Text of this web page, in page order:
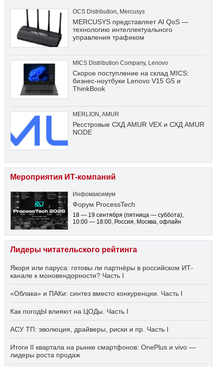
OCS Distribution, Mercusys
MERCUSYS представляет AI QoS —
технологию интеллектуального
управления трафиком
MICS Distribution Company, Lenovo
Скорое поступление на склад MICS:
бизнес-ноутбуки Lenovo V15 G5 и
ThinkBook
MERLION ,AMUR
Ресстровые СХД AMUR VEX и СХД AMUR
NODE
Мероприятия ИТ-компаний
Инфомаксимум
Форум ProcessTech
18 — 19 сентября (пятница — суббота),
10:00 — 18:00, Россия, Москва, офлайн
Лидеры читательского рейтинга
Якоря или паруса: готовы ли партнёры в российском ИТ-
канале к моновендорности? Часть I
«Облака» и ПАКи: синтез вместо конкуренции. Часть I
Как погодЫ влияют на ЦОДы. Часть I
АСУ ТП: эволюция, драйверы, риски и пр. Часть I
Итоги II квартала на рынке смартфонов: OnePlus и vivo —
лидеры роста продаж